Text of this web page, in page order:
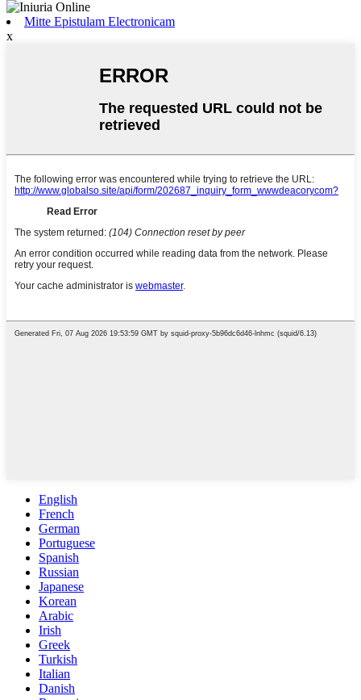
Mitte Epistulam Electronicam
x
English
French
German
Portuguese
Spanish
Russian
Japanese
Korean
Arabic
Irish
Greek
Turkish
Italian
Danish